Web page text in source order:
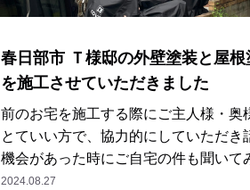
野田市、吉川市、草加市またはその他
相談からでも大丈夫です！現地調査、
積りはもちろん無料で行っております
たお支払方法につきましても、無金利
ンも取り扱っておりますので、ご遠慮
お申しつけください。おまちしており
す。
春日部市 Ｔ様邸の外壁塗装と屋根
を施工させていただきました
前のお宅を施工する際にご主人様・奥
とていい方で、協力的にしていただき
機会があった時にご自宅の件も聞いて
した。そろそろやった方がいいとの事
2024.08.27